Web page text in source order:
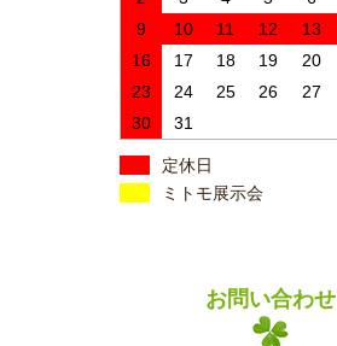
9
10 11 12 13
16
17 18 19 20
23
24 25 26 27
30
31
定休日
ミトモ展示会
お問い合わせ